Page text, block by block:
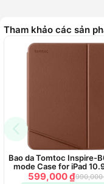
lợi cho người dùng
- Chất lượng và tiện
sau tối giản, chất
nhằm mang lại chất
không bị trượt tay,
Tham khảo các sản
Bao da Tomtoc Inspire-
mode Case for iPad
Gen 10
599,000 ₫990,000